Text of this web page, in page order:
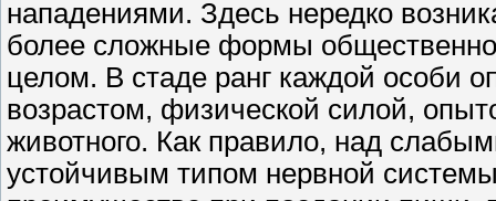
нападениями. Здесь нередко
более сложные формы
целом. В стаде ранг каждой особи
возрастом, физической силой,
животного. Как правило, над
устойчивым типом нервной